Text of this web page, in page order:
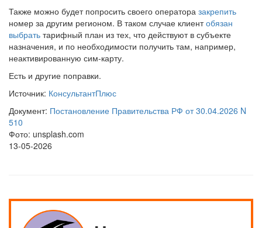
Также можно будет попросить своего оператора закрепить
номер за другим регионом. В таком случае клиентобязан
выбрать тарифный план из тех, что действуют в субъекте
назначения, и по необходимости получить там, например,
неактивированную сим-карту.
Есть и другие поправки.
Источник: КонсультантПлюс
Документ: Постановление Правительства РФ от 30.04.2026 N
510
Фото: unsplash.com
13-05-2026